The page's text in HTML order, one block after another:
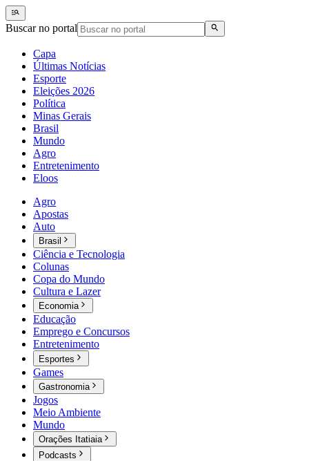
Buscar no portal
Capa
Últimas Notícias
Esporte
Eleições 2026
Política
Minas Gerais
Brasil
Mundo
Agro
Entretenimento
Eloos
Agro
Apostas
Auto
Brasil
Ciência e Tecnologia
Colunas
Copa do Mundo
Cultura e Lazer
Economia
Educação
Emprego e Concursos
Entretenimento
Esportes
Games
Gastronomia
Jogos
Meio Ambiente
Mundo
Orações Itatiaia
Podcasts